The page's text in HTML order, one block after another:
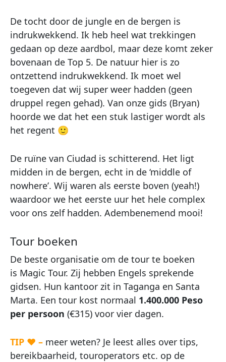
De tocht door de jungle en de bergen is
indrukwekkend. Ik heb heel wat trekkingen
gedaan op deze aardbol, maar deze komt zeker
bovenaan de Top 5. De natuur hier is zo
ontzettend indrukwekkend. Ik moet wel
toegeven dat wij super weer hadden (geen
druppel regen gehad). Van onze gids (Bryan)
hoorde we dat het een stuk lastiger wordt als
het regent 🙂
De ruïne van Ciudad is schitterend. Het ligt
midden in de bergen, echt in de ‘middle of
nowhere’. Wij waren als eerste boven (yeah!)
waardoor we het eerste uur het hele complex
voor ons zelf hadden. Adembenemend mooi!
Tour boeken
De beste organisatie om de tour te boeken
is Magic Tour. Zij hebben Engels sprekende
gidsen. Hun kantoor zit in Taganga en Santa
Marta. Een tour kost normaal 1.400.000 Peso
per persoon (€315) voor vier dagen.
TIP ♥ – meer weten? Je leest alles over tips,
bereikbaarheid, touroperators etc. op de